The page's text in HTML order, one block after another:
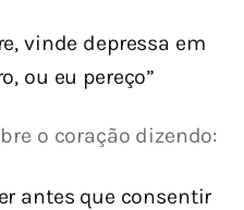
vinde depressa em
ou eu pereço”
o coração dizendo:
antes que consentir